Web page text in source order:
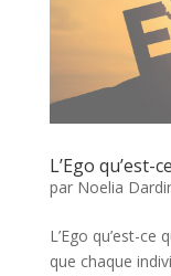
L’Ego qu’est-
par Noelia
L’Ego qu’est-ce
que chaque